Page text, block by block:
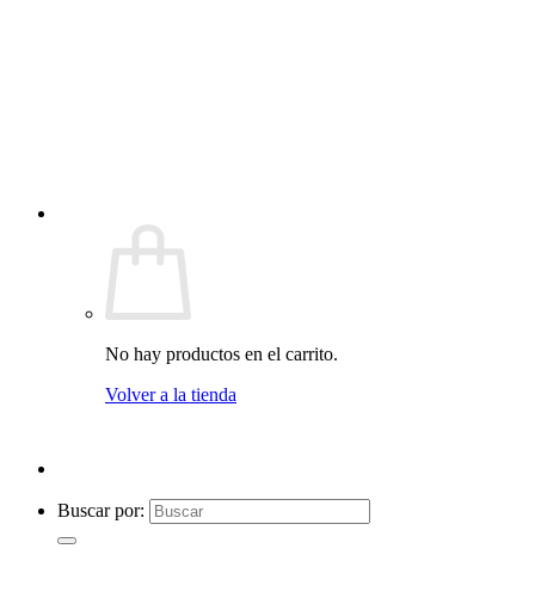
No hay productos en el carrito.
Volver a la tienda
Buscar por: